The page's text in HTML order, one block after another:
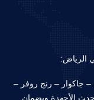
الرياض:
جاكوار – رنج روفر –
الأجهزة وبضمان